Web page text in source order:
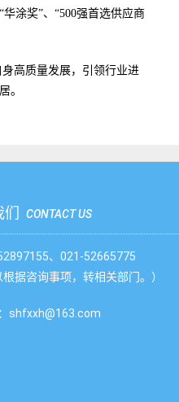
涂奖”、“500强首选供应商
高质量发展，引领行业进
。
们 CONTACT US
、021-52665775
根据咨询事项，转相关部门。）
shfxxh@163.com